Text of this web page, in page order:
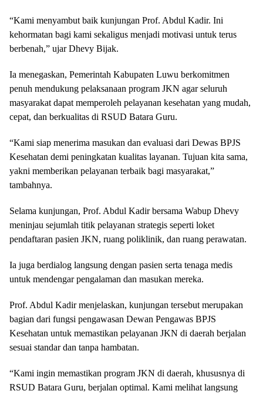
“Kami menyambut baik kunjungan Prof. Abdul Kadir. Ini
kehormatan bagi kami sekaligus menjadi motivasi untuk terus
berbenah,” ujar Dhevy Bijak.
Ia menegaskan, Pemerintah Kabupaten Luwu berkomitmen
penuh mendukung pelaksanaan program JKN agar seluruh
masyarakat dapat memperoleh pelayanan kesehatan yang mudah,
cepat, dan berkualitas di RSUD Batara Guru.
“Kami siap menerima masukan dan evaluasi dari Dewas BPJS
Kesehatan demi peningkatan kualitas layanan. Tujuan kita sama,
yakni memberikan pelayanan terbaik bagi masyarakat,”
tambahnya.
Selama kunjungan, Prof. Abdul Kadir bersama Wabup Dhevy
meninjau sejumlah titik pelayanan strategis seperti loket
pendaftaran pasien JKN, ruang poliklinik, dan ruang perawatan.
Ia juga berdialog langsung dengan pasien serta tenaga medis
untuk mendengar pengalaman dan masukan mereka.
Prof. Abdul Kadir menjelaskan, kunjungan tersebut merupakan
bagian dari fungsi pengawasan Dewan Pengawas BPJS
Kesehatan untuk memastikan pelayanan JKN di daerah berjalan
sesuai standar dan tanpa hambatan.
“Kami ingin memastikan program JKN di daerah, khususnya di
RSUD Batara Guru, berjalan optimal. Kami melihat langsung